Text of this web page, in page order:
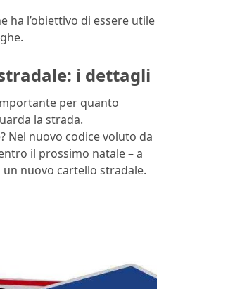
ha l’obiettivo di essere utile
i dettagli
per quanto
la strada.
Nel nuovo codice voluto da
il prossimo natale – a
nuovo cartello stradale.